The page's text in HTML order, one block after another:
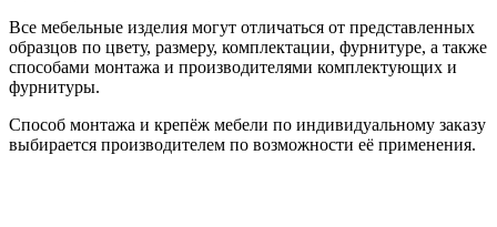
Все мебельные изделия могут отличаться от представленных
образцов по цвету, размеру, комплектации, фурнитуре, а также
способами монтажа и производителями комплектующих и
фурнитуры.
Способ монтажа и крепёж мебели по индивидуальному заказу
выбирается производителем по возможности её применения.